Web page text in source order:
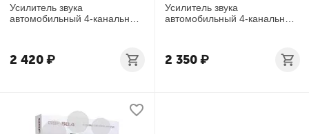
Усилитель звука
автомобильный 4-канальный
2 420₽
Усилитель звука
автомобильный 4-канальный
2 350₽